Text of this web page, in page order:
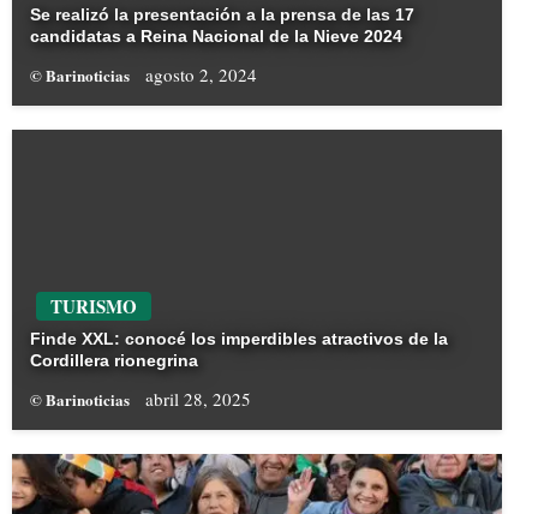
Se realizó la presentación a la prensa de las 17
candidatas a Reina Nacional de la Nieve 2024
© Barinoticias agosto 2, 2024
TURISMO
Finde XXL: conocé los imperdibles atractivos de la
Cordillera rionegrina
© Barinoticias abril 28, 2025